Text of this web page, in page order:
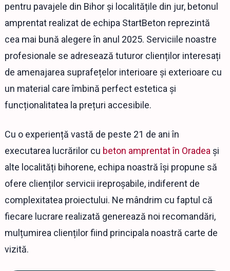
pentru pavajele din Bihor și localitățile din jur, betonul
amprentat realizat de echipa StartBeton reprezintă
cea mai bună alegere în anul 2025. Serviciile noastre
profesionale se adresează tuturor clienților interesați
de amenajarea suprafețelor interioare și exterioare cu
un material care îmbină perfect estetica și
funcționalitatea la prețuri accesibile.
Cu o experiență vastă de peste 21 de ani în
executarea lucrărilor cu beton amprentat în Oradea și
alte localități bihorene, echipa noastră își propune să
ofere clienților servicii ireproșabile, indiferent de
complexitatea proiectului. Ne mândrim cu faptul că
fiecare lucrare realizată generează noi recomandări,
mulțumirea clienților fiind principala noastră carte de
vizită.